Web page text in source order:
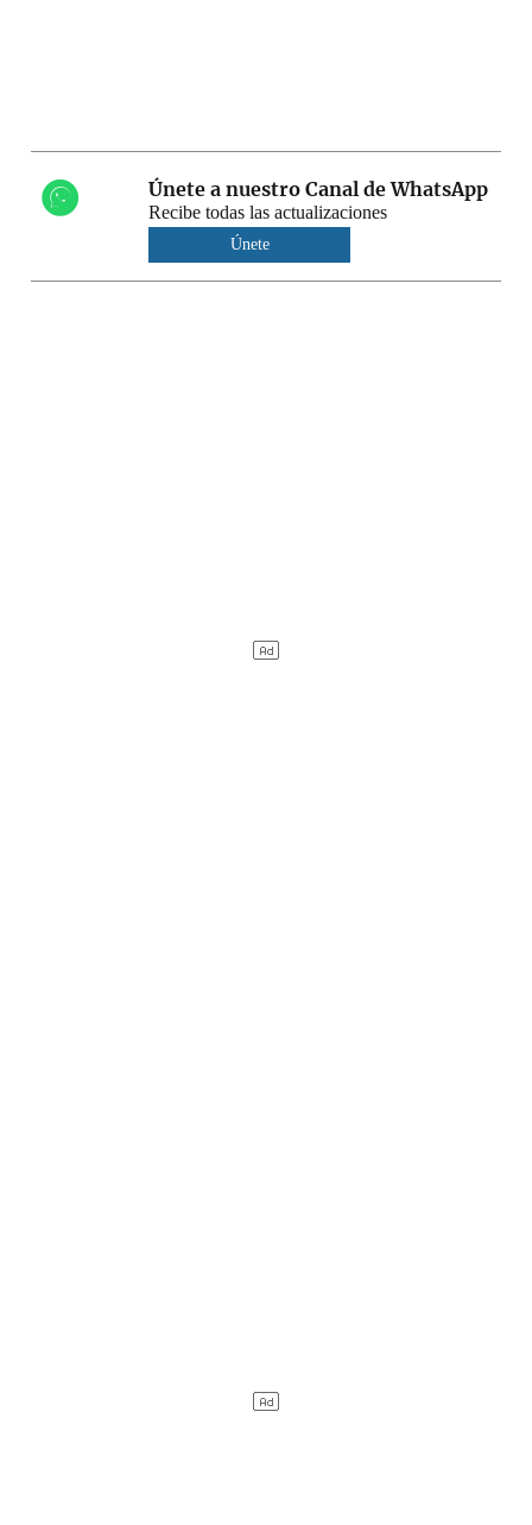
Únete a nuestro Canal de WhatsApp
Recibe todas las actualizaciones
Únete